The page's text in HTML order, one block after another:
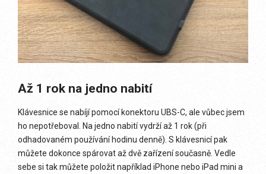
Až 1 rok na jedno nabití
Klávesnice se nabíjí pomocí konektoru UBS-C, ale vůbec jsem
ho nepotřeboval. Na jedno nabití vydrží až 1 rok (při
odhadovaném používání hodinu denně). S klávesnicí pak
můžete dokonce spárovat až dvě zařízení současně. Vedle
sebe si tak můžete položit například iPhone nebo iPad mini a